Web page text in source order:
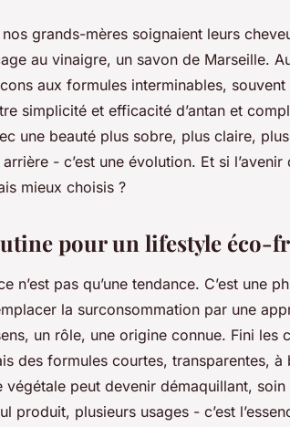
grands-mères soignaient leurs
au vinaigre, un savon de Marseille.
aux formules interminables,
simplicité et efficacité d’antan et
une beauté plus sobre, plus claire,
arrière - c’est une évolution. Et si
mieux choisis ?
pour un lifestyle éco-
n’est pas qu’une tendance. C’est une
la surconsommation par une
un rôle, une origine connue. Fini les
des formules courtes, transparentes, à
végétale peut devenir démaquillant,
produit, plusieurs usages - c’est